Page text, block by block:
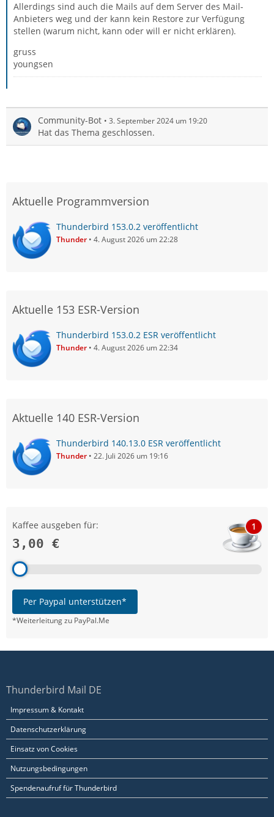
Allerdings sind auch die Mails auf dem Server des Mail-
Anbieters weg und der kann kein Restore zur Verfügung
stellen (warum nicht, kann oder will er nicht erklären).
gruss
youngsen
Community-Bot 3. September 2024 um 19:20
Hat das Thema geschlossen.
Aktuelle Programmversion
Thunderbird 153.0.2 veröffentlicht
Thunder 4. August 2026 um 22:28
Aktuelle 153 ESR-Version
Thunderbird 153.0.2 ESR veröffentlicht
Thunder 4. August 2026 um 22:34
Aktuelle 140 ESR-Version
Thunderbird 140.13.0 ESR veröffentlicht
Thunder 22. Juli 2026 um 19:16
Kaffee ausgeben für:
3,00 €
1
Per Paypal unterstützen*
*Weiterleitung zu PayPal.Me
Thunderbird Mail DE
Impressum & Kontakt
Datenschutzerklärung
Einsatz von Cookies
Nutzungsbedingungen
Spendenaufruf für Thunderbird